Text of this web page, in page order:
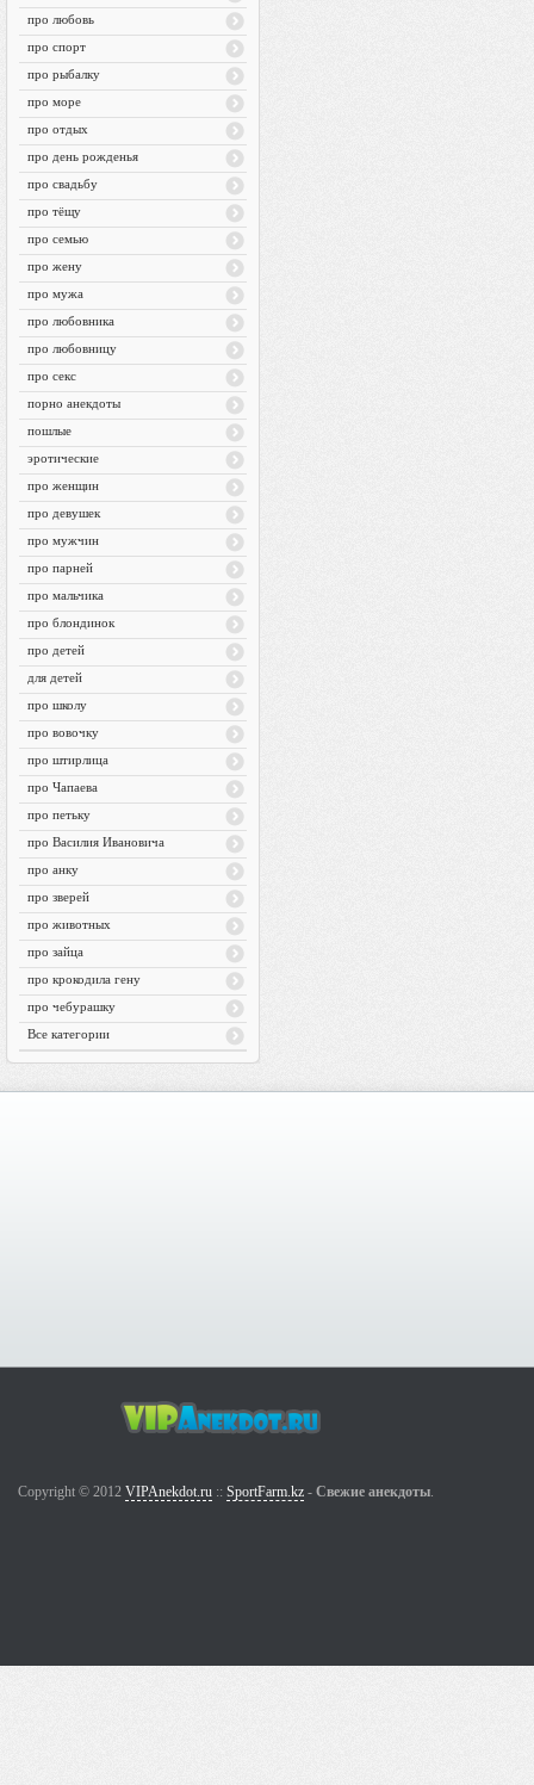
про любовь
про спорт
про рыбалку
про море
про отдых
про день рожденья
про свадьбу
про тёщу
про семью
про жену
про мужа
про любовника
про любовницу
про секс
порно анекдоты
пошлые
эротические
про женщин
про девушек
про мужчин
про парней
про мальчика
про блондинок
про детей
для детей
про школу
про вовочку
про штирлица
про Чапаева
про петьку
про Василия Ивановича
про анку
про зверей
про животных
про зайца
про крокодила гену
про чебурашку
Все категории
Copyright © 2012 VIPAnekdot.ru :: SportFarm.kz - Свежие анекдоты.